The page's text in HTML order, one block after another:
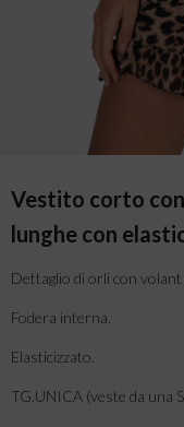
Vestito corto
lunghe con
Dettaglio di orli con volant
Fodera interna.
Elasticizzato.
TG.UNICA (veste da una